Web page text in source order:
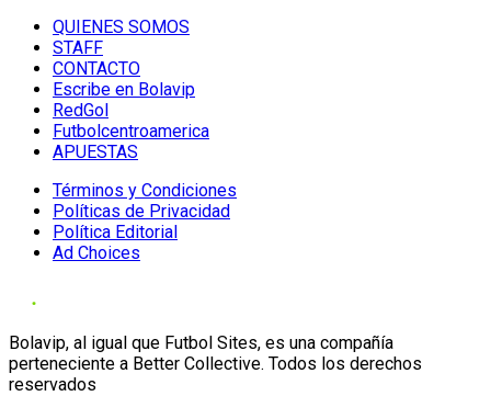
QUIENES SOMOS
STAFF
CONTACTO
Escribe en Bolavip
RedGol
Futbolcentroamerica
APUESTAS
Términos y Condiciones
Políticas de Privacidad
Política Editorial
Ad Choices
Bolavip, al igual que Futbol Sites, es una compañía
perteneciente a Better Collective. Todos los derechos
reservados